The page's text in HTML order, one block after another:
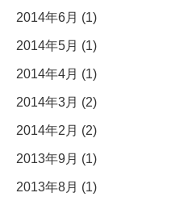
2014年6月 (1)
2014年5月 (1)
2014年4月 (1)
2014年3月 (2)
2014年2月 (2)
2013年9月 (1)
2013年8月 (1)